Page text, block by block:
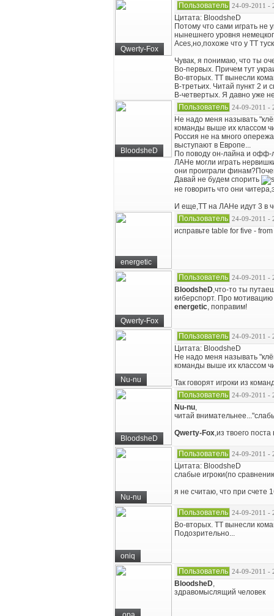
Qwerty-Fox
Пользователь 24-09-2011 -
Цитата: BloodsheD
Потому что сами играть
нынешнего уровня
Aces,но,похоже что у ТТ
Чувак, я понимаю, что ты
Во-первых. Причем тут
Во-вторых. ТТ вынесли
В-третьих. Читай пункт 2 и
В-четвертых. Я давно уже
BloodsheD
Пользователь 24-09-2011 -
Не надо меня называть
команды выше их классом
Россия не на много
выступают в Европе...
По поводу он-лайна и офф-
ЛАНе могли играть
они проиграли
Давай не будем спорить
не говорить что они
И еще,ТТ на ЛАНе идут 3 в
energetic
Пользователь 24-09-2011 -
исправьте table for five -
Qwerty-Fox
Пользователь 24-09-2011 -
BloodsheD,что-то ты
киберспорт. Про
energetic, поправим!
Nu-nu
Пользователь 24-09-2011 -
Цитата: BloodsheD
Не надо меня называть
команды выше их классом
Так говорят игроки из
BloodsheD
Пользователь 24-09-2011 -
Nu-nu,
читай
Qwerty-Fox,из твоего
Nu-nu
Пользователь 24-09-2011 -
Цитата: BloodsheD
слабые игроки(по
я не считаю, что при счете
oniq
Пользователь 24-09-2011 -
Во-вторых. ТТ вынесли
Подозрительно...
Пользователь 24-09-2011 -
BloodsheD,
здравомыслящий человек